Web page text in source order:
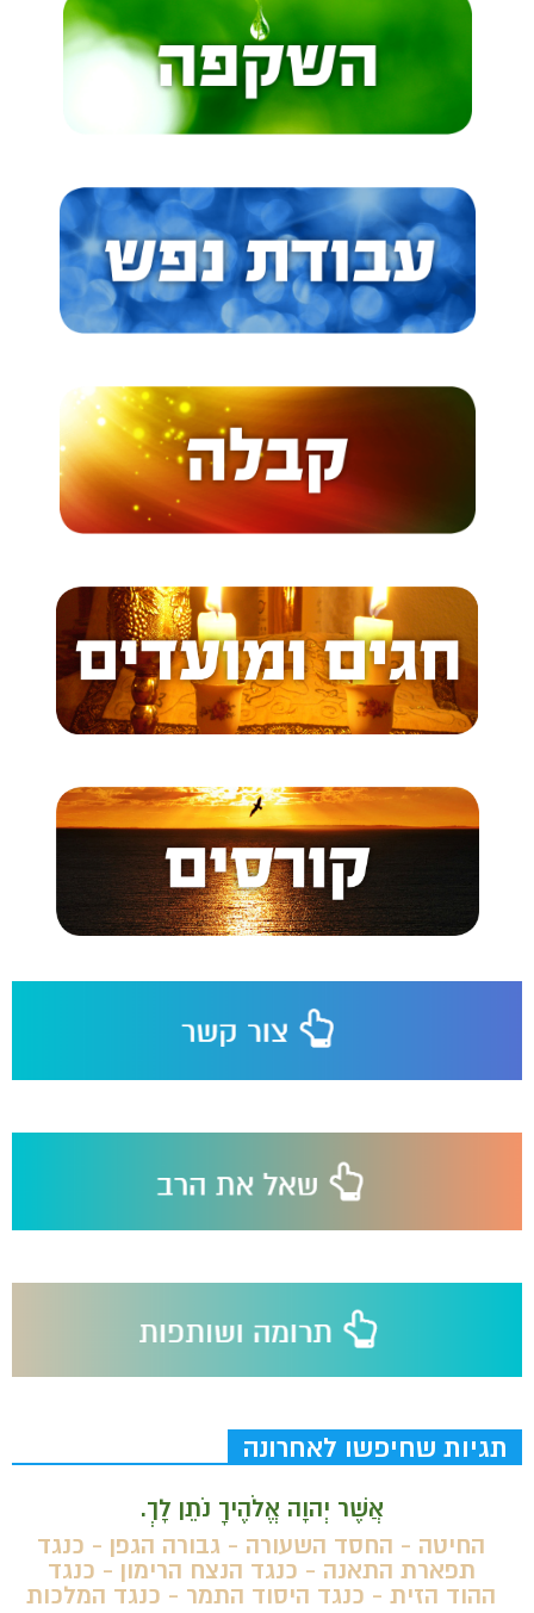
תגיות שחיפשו לאחרונה
אֲשֶׁר יְהוָה אֱלֹהֶיךָ נֹתֵן לָךְ.
החיטה - החסד השעורה - גבורה הגפן - כנגד
תפארת התאנה - כנגד הנצח הרימון - כנגד
ההוד הזית - כנגד היסוד התמר - כנגד המלכות